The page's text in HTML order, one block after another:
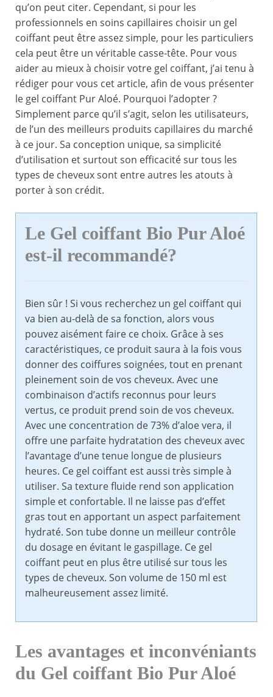
qu’on peut citer. Cependant, si pour les
professionnels en soins capillaires choisir un gel
coiffant peut être assez simple, pour les particuliers
cela peut être un véritable casse-tête. Pour vous
aider au mieux à choisir votre gel coiffant, j’ai tenu à
rédiger pour vous cet article, afin de vous présenter
le gel coiffant Pur Aloé. Pourquoi l’adopter ?
Simplement parce qu’il s’agit, selon les utilisateurs,
de l’un des meilleurs produits capillaires du marché
à ce jour. Sa conception unique, sa simplicité
d’utilisation et surtout son efficacité sur tous les
types de cheveux sont entre autres les atouts à
porter à son crédit.
Le Gel coiffant Bio Pur Aloé
est-il recommandé?
Bien sûr ! Si vous recherchez un gel coiffant qui
va bien au-delà de sa fonction, alors vous
pouvez aisément faire ce choix. Grâce à ses
caractéristiques, ce produit saura à la fois vous
donner des coiffures soignées, tout en prenant
pleinement soin de vos cheveux. Avec une
combinaison d’actifs reconnus pour leurs
vertus, ce produit prend soin de vos cheveux.
Avec une concentration de 73% d’aloe vera, il
offre une parfaite hydratation des cheveux avec
l’avantage d’une tenue longue de plusieurs
heures. Ce gel coiffant est aussi très simple à
utiliser. Sa texture fluide rend son application
simple et confortable. Il ne laisse pas d’effet
gras tout en apportant un aspect parfaitement
hydraté. Son tube donne un meilleur contrôle
du dosage en évitant le gaspillage. Ce gel
coiffant peut en plus être utilisé sur tous les
types de cheveux. Son volume de 150 ml est
malheureusement assez limité.
Les avantages et inconvéniants
du Gel coiffant Bio Pur Aloé